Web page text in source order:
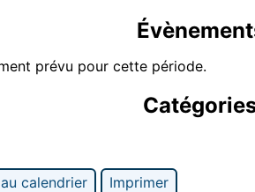
prévu pour cette période.
calendrier Imprimer